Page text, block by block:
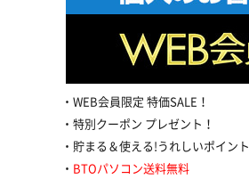
WEB会員限定 特価SALE！
特別クーポン プレゼント！
貯まる＆使える!うれしいポイント
BTOパソコン送料無料